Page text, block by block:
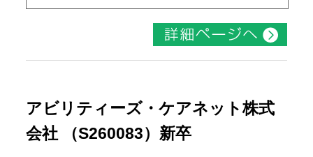
アビリティーズ・ケアネット株式
会社 （S260083）新卒